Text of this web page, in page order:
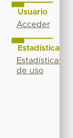
Usuario
Acceder
Estadísticas
Estadísticas
de uso